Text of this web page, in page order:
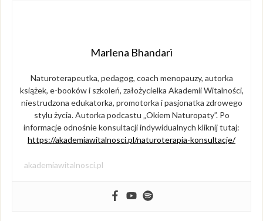
Marlena Bhandari
Naturoterapeutka, pedagog, coach menopauzy, autorka
książek, e-booków i szkoleń, założycielka Akademii Witalności,
niestrudzona edukatorka, promotorka i pasjonatka zdrowego
stylu życia. Autorka podcastu „Okiem Naturopaty”. Po
informacje odnośnie konsultacji indywidualnych kliknij tutaj:
https://akademiawitalnosci.pl/naturoterapia-konsultacje/
akademiawitalnosci.pl